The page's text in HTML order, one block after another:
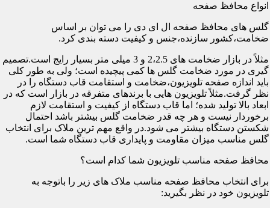
انواع محافظ صفحه
گلس های محافظ صفحه ال ای دی را می توان بر اساس
ضخامت،کشور سازنده،جنس و کیفیت دسته بندی کرد.
مثلاً در بازار ضخامت های 2،2.5 و 3 میلی متر بسیار رایج است.تصمیم
گیری در مورد ضخامت گلس ها کمی پیچیده است؛ ولی به طور کلی
باید اندازه صفحه تلویزیون،ضخامت و استقامت قاب دستگاه را در
نظر گرفت.مثلاً تلویزیون هایی با برندهای متفرقه در بازار است که در
ابعاد بالا تولید شده؛ اما قاب دستگاه از کیفیت و استقامت لازم
برخوردار نیست و هر چه قدر ضخامت گلس بیشتر باشد احتمال
شکستن دستگاه بیشتر می شود.در واقع مهم ترین ملاک برای انتخاب
گلس مناسب میزان مقاومت و پایداری قاب دستگاه شما است.
محافظ صفحه مناسب تلویزیون شما کدام است؟
برای انتخاب محافظ صفحه مناسب ملاک های زیر را باتوجه به
تلویزیون خود در نظر بگیرید: